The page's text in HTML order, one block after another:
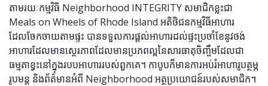
តាមរយៈកម្មវិធី Neighborhood INTEGRITY សមាជិកខ្លះជា
Meals on Wheels of Rhode Island អតិថិជនកម្មវិធីអាហារ
ដែលចែកចាយតាមផ្ទះ បានទទួលការផ្តល់អាហារដល់ផ្ទះប្រចាំខែនូវថង់
អាហារដែលមានស្ថេរភាពដែលមានប្រភពល្អនៃសារធាតុចិញ្ចឹមដែលជា
ធម្មតាខ្វះនៅក្នុងរបបអាហាររបស់ពួកគេ។ កាបូបក៏មានការអប់រំអាហារូបត្ថម្ភ
រូបមន្ត និងព័ត៌មានអំពី Neighborhood អត្ថប្រយោជន៍របស់សមាជិក។